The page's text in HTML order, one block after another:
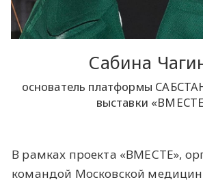
Сабина
основатель платформы
выставки
В рамках проекта «ВМЕСТЕ»,
командой Московской